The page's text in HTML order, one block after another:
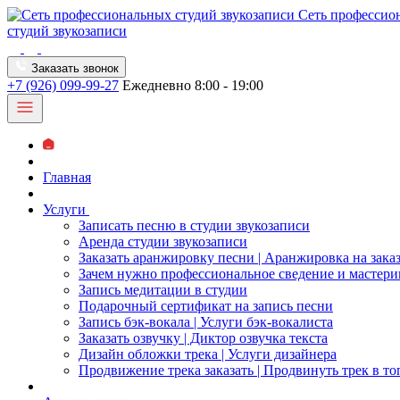
Сеть
студий звукозаписи
Заказать звонок
+7 (926) 099-99-27 Ежедневно 8:00 - 19:00
Главная
Услуги
Записать песню в студии звукозаписи
Аренда студии звукозаписи
Заказать аранжировку песни | Аранжировка на заказ
Зачем нужно профессиональное сведение и
Запись медитации в студии
Подарочный сертификат на запись песни
Запись бэк-вокала | Услуги бэк-вокалиста
Заказать озвучку | Диктор озвучка текста
Дизайн обложки трека | Услуги дизайнера
Продвижение трека заказать | Продвинуть трек в